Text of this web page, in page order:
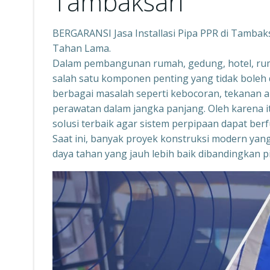
BERGARANSI Jasa Installasi Pipa PPR di
Tahan Lama.
Dalam pembangunan rumah, gedung, hotel,
salah satu komponen penting yang tidak
berbagai masalah seperti kebocoran, tekanan
perawatan dalam jangka panjang. Oleh
solusi terbaik agar sistem perpipaan dapat
Saat ini, banyak proyek konstruksi modern
daya tahan yang jauh lebih baik dibandingkan